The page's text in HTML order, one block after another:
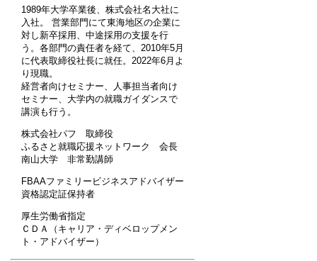
1989年大学卒業後、株式会社名大社に
入社。 営業部門にて東海地区の企業に
対し新卒採用、中途採用の支援を行
う。各部門の責任者を経て、2010年5月
に代表取締役社長に就任。2022年6月よ
り現職。
経営者向けセミナー、人事担当者向け
セミナー、大学内の就職ガイダンスで
講演も行う。
株式会社パフ 取締役
ふるさと就職応援ネットワーク 会長
南山大学 非常勤講師
FBAAファミリービジネスアドバイザー
資格認定証保持者
厚生労働省指定
ＣＤＡ（キャリア・ディベロップメン
ト・アドバイザー）